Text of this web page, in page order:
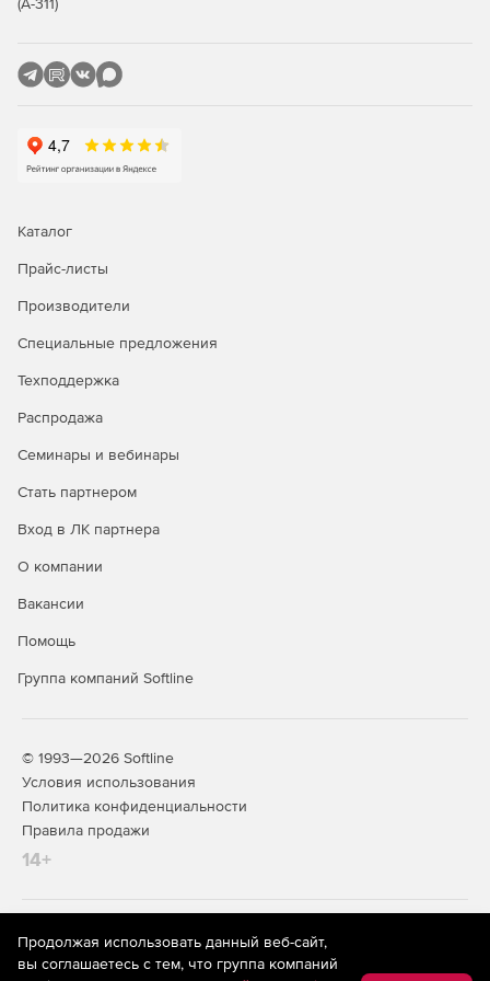
Каталог
Прайс-листы
Производители
Специальные предложения
Техподдержка
Распродажа
Семинары и вебинары
Стать партнером
Вход в ЛК партнера
О компании
Вакансии
Помощь
Группа компаний Softline
© 1993—2026 Softline
Условия использования
Политика конфиденциальности
Правила продажи
14+
На информационном ресурсе store.softline.ru применяются
рекомендательные технологии
(информационные технологии
предоставления информации на основе сбора,
Продолжая использовать данный веб-сайт,
вы соглашаетесь с тем, что группа компаний